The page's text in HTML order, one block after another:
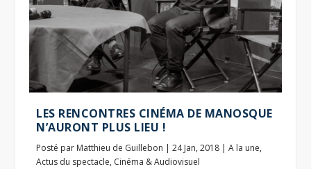
LES RENCONTRES CINÉMA DE MANOSQUE
N’AURONT PLUS LIEU !
Posté par Matthieu de Guillebon |24 Jan, 2018 |A la une,
Actus du spectacle, Cinéma & Audiovisuel